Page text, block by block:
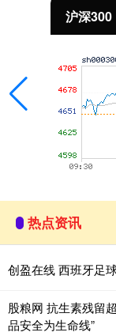
沪深300
热点资讯
创盈在线 西班牙足
股粮网 抗生素残留
品安全为生命线”